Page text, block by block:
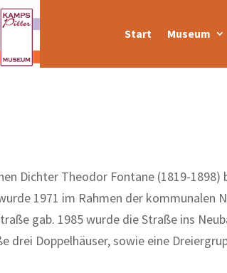
Start Museum
Dichter Theodor Fontane (1819-1898)
1971 im Rahmen der kommunalen
gab. 1985 wurde die Straße ins
drei Doppelhäuser, sowie eine